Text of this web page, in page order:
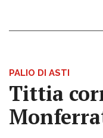
PALIO DI ASTI
Tittia